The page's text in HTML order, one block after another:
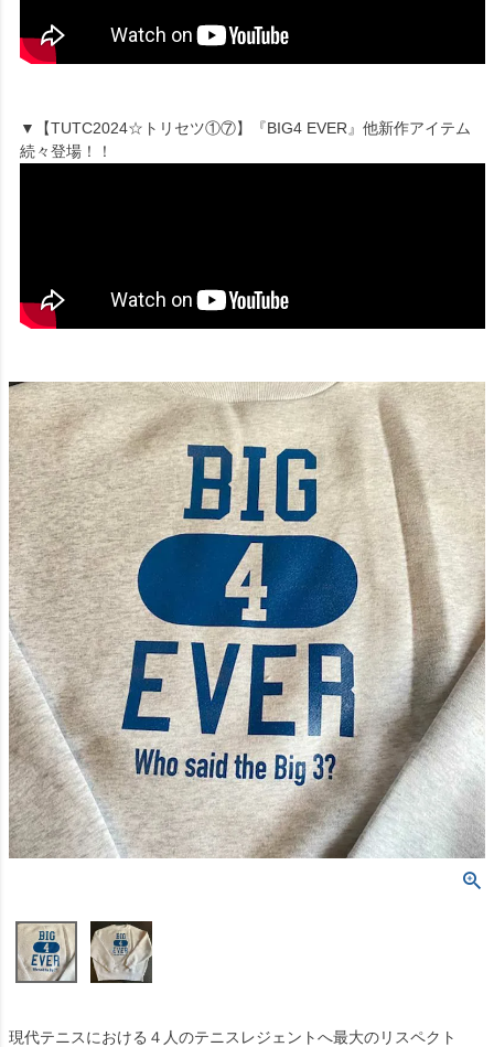
▼【TUTC2024☆トリセツ①⑦】『BIG4 EVER』他新作アイテム
続々登場！！
現代テニスにおける４人のテニスレジェントへ最大のリスペクト